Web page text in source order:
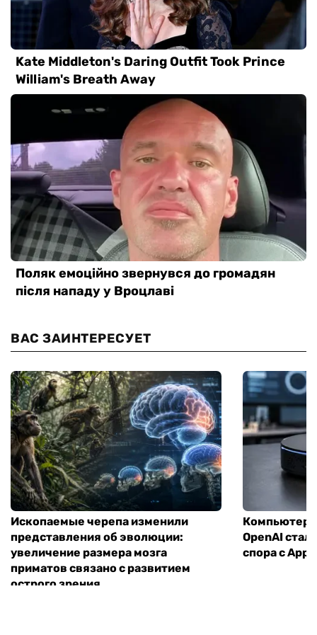
ВАС ЗАИНТЕРЕСУЕТ
Ископаемые черепа изменили
представления об эволюции:
увеличение размера мозга
приматов связано с развитием
острого зрения
Компьютер
OpenAI
спора с